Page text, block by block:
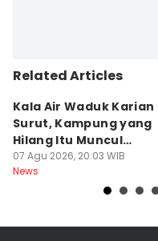
Related Articles
Kala Air Waduk Karian
Surut, Kampung yang
Hilang Itu Muncul
Kembali
07 Agu 2026, 20:03 WIB
News